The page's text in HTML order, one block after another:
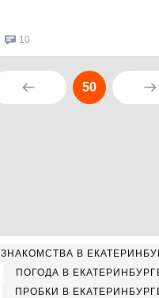
10
50
ЗНАКОМСТВА В
ПОГОДА В
ПРОБКИ В